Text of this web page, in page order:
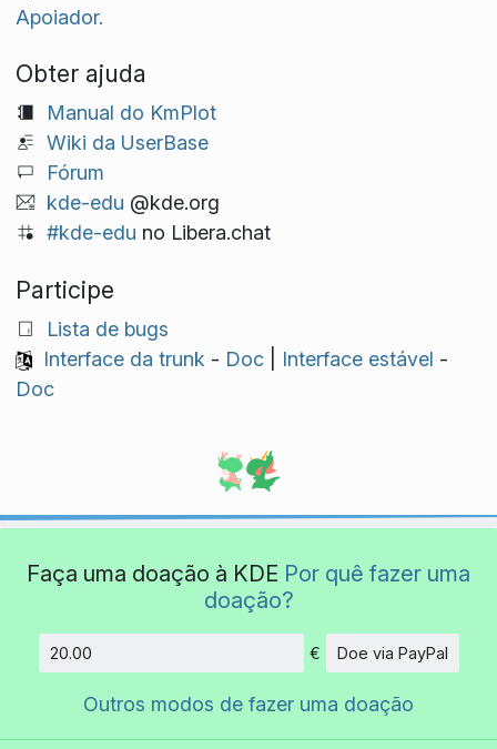
Apoiador.
Obter ajuda
Manual do KmPlot
Wiki da UserBase
Fórum
kde-edu @kde.org
#kde-edu no Libera.chat
Participe
Lista de bugs
Interface da trunk - Doc| Interface estável -
Doc
Faça uma doação à KDE Por quê fazer uma
doação?
Quantidade
€ Doe via PayPal
Outros modos de fazer uma doação